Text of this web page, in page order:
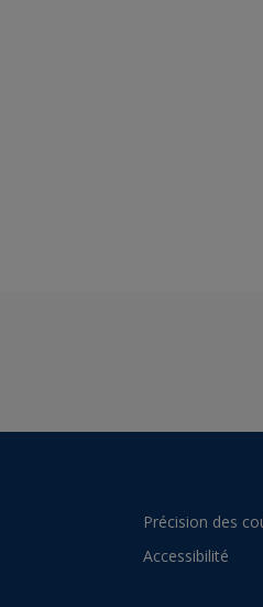
Précision des
Accessibilité